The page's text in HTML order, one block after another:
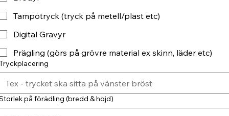
Tampotryck (tryck på metell/plast etc)
Digital Gravyr
Prägling (görs på grövre material ex skinn, läder etc)
på förädling (bredd & höjd)